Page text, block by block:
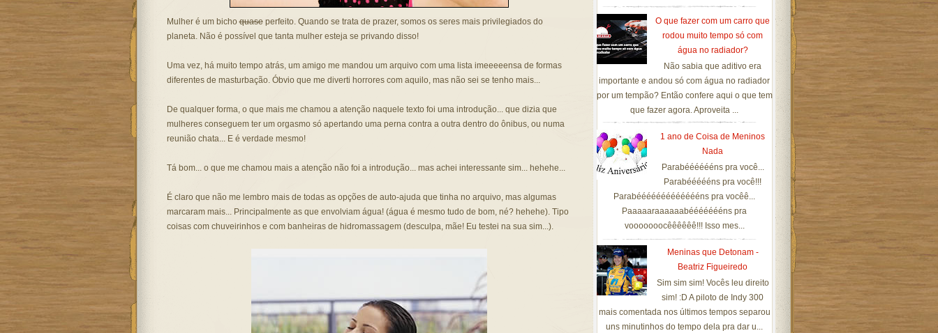
Mulher é um bichoquaseperfeito. Quando se trata de prazer, somos os seres mais privilegiados do
planeta. Não é possível que tanta mulher esteja se privando disso!
Uma vez, há muito tempo atrás, um amigo me mandou um arquivo com uma lista imeeeeensa de formas
diferentes de masturbação. Óbvio que me diverti horrores com aquilo, mas não sei se tenho mais...
De qualquer forma, o que mais me chamou a atenção naquele texto foi uma introdução... que dizia que
mulheres conseguem ter um orgasmo só apertando uma perna contra a outra dentro do ônibus, ou numa
reunião chata... E é verdade mesmo!
Tá bom... o que me chamou mais a atenção não foi a introdução... mas achei interessante sim... hehehe...
É claro que não me lembro mais de todas as opções de auto-ajuda que tinha no arquivo, mas algumas
marcaram mais... Principalmente as que envolviam água! (água é mesmo tudo de bom, né? hehehe). Tipo
coisas com chuveirinhos e com banheiras de hidromassagem (desculpa, mãe! Eu testei na sua sim...).
O que fazer com um carro que
rodou muito tempo só com
água no radiador?
Não sabia que aditivo era
importante e andou só com água no radiador
por um tempão? Então confere aqui o que tem
que fazer agora. Aproveita ...
1 ano de Coisa de Meninos
Nada
Parabééééééns pra você...
Parabéééééns pra você!!!
Parabéééééééééééééns pra vocêê...
Paaaaaraaaaaabéééééééns pra
vooooooocêêêêêê!!! Isso mes...
Meninas que Detonam -
Beatriz Figueiredo
Sim sim sim! Vocês leu direito
sim! :D A piloto de Indy 300
mais comentada nos últimos tempos separou
uns minutinhos do tempo dela pra dar u...